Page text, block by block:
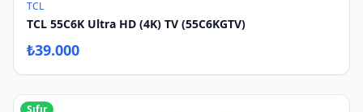
TCL
TCL 55C6K Ultra HD (4K) TV (55C6KGTV)
₺39.000